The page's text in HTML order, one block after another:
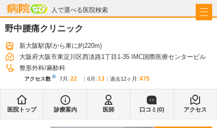
人で選べる医院検索
病院なび
野中腰痛クリニック
新大阪駅(駅から東に約220m)
大阪府大阪市東淀川区西淡路1丁目1-35 IMC国際医療センタービル
整形外科 麻酔科
アクセス数※ 7月 : 22 6月 : 13 過去12ヶ月: 475
医院トップ 診療案内 医師 口コミ(0) アクセス